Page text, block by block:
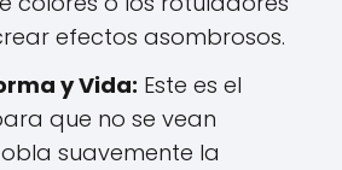
efectos asombrosos.
y Vida: Este es el
que no se vean
suavemente la